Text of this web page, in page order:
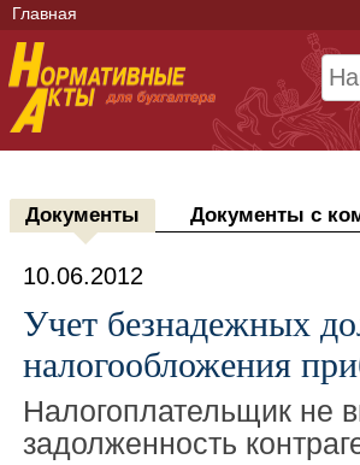
Главная
Документы Документы с
10.06.2012
Учет безнадежных
налогообложения
Налогоплательщик не
задолженность